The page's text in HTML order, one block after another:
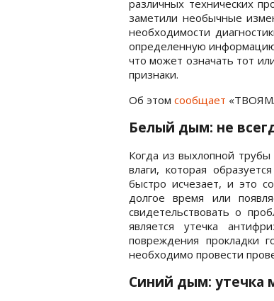
различных технических
заметили необычные
необходимости
определенную информацию
что может означать тот
признаки.
Об этом сообщает
Белый дым: не
Когда из выхлопной
влаги, которая
быстро исчезает, и это
долгое время или
свидетельствовать о
является утечка
повреждения прокладки
необходимо провести
Синий дым: утечка